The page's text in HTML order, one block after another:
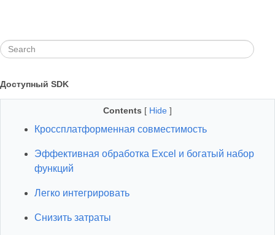
Доступный SDK
Contents [ Hide ]
Кроссплатформенная совместимость
Эффективная обработка Excel и богатый набор
функций
Легко интегрировать
Снизить затраты